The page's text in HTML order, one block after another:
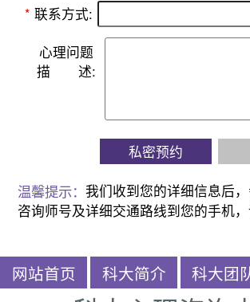
* 联系方式:
心理问题
描
述:
私密预约
温馨提示：我们收到您的详细信息后
咨询师号及详细交通路线到您的手机，
网站首页 科大简介 科大团